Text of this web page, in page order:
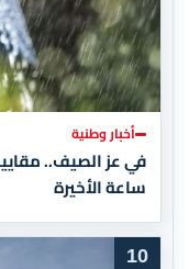
أخبار وطنية
ساعة الأخيرة
10